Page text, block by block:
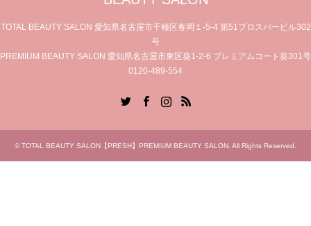
TOTAL BEAUTY SALON 愛知県名古屋市千種区春岡１-5-4 第51プロスパービル302
号
PREMIUM BEAUTY SALON 愛知県名古屋市東区葵1-2-6 プレミアムコート葵301号
0120-489-554
RSS
©TOTAL BEAUTY SALON【PRESH】PREMIUM BEAUTY SALON. All Rights Reserved.